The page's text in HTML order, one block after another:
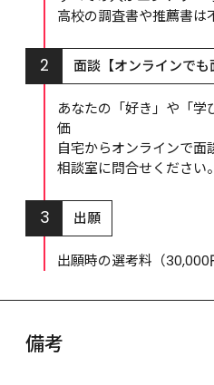
高校の調査書や推薦書は
2 面談【オンラインでも
あなたの「好き」や「学
価
自宅からオンラインで面
相談室に問合せください。
3 出願
出願時の選考料（30,000
備考